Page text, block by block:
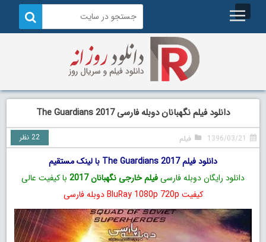
دانلود فیلم نگهبانان دوبله فارسی The Guardians 2017
1396/03/21 فیلم 22 نظر
دانلود فیلم The Guardians 2017 با لینک مستقیم
دانلود رایگان دوبله فارسیفیلم خارجی نگهبانان 2017
با کیفیت عالی
کیفیت BluRay 1080p 720p دوبله فارسی